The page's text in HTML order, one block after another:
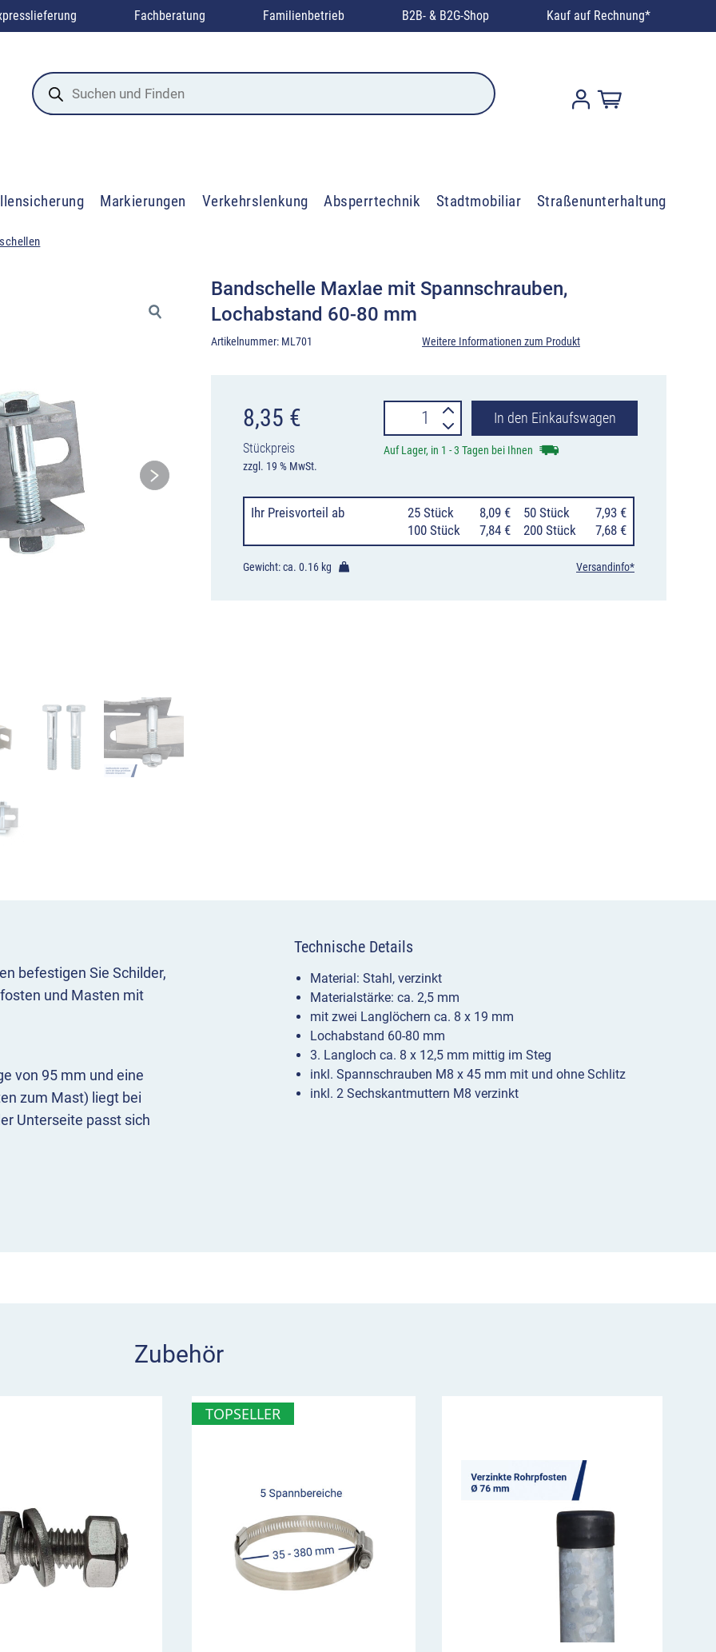
Fachberatung Familienbetrieb B2B- & B2G-Shop Kauf auf Rechnung*
Products
search
Markierungen Verkehrslenkung Absperrtechnik Stadtmobiliar Straßenunterhaltung
Bandschelle Maxlae mit Spannschrauben,
Lochabstand 60-80 mm
Artikelnummer: ML701 Weitere Informationen zum Produkt
8,35 €
Stückpreis
zzgl. 19 % MwSt.
Bandschelle
Maxlae
Spannschrauben,
Lochabstand
In den Einkaufswagen
Auf Lager, in 1 - 3 Tagen bei Ihnen
Ihr Preisvorteil ab 25 Stück 8,09 € 50 Stück
7,93 €
100 Stück
7,84 € 200 Stück 7,68 €
Gewicht: ca. 0.16 kg Versandinfo*
befestigen Sie Schilder,
und Masten mit
von 95 mm und eine
zum Mast) liegt bei
Unterseite passt sich
Der Lochabstand
stecken Sie
Stahlband wickelt sich
Das Band muss
werden.
Sie sie schnell und
Technische Details
Material: Stahl, verzinkt
Materialstärke: ca. 2,5 mm
mit zwei Langlöchern ca. 8 x 19 mm
Lochabstand 60-80 mm
3. Langloch ca. 8 x 12,5 mm mittig im Steg
inkl. Spannschrauben M8 x 45 mm mit und ohne Schlitz
inkl. 2 Sechskantmuttern M8 verzinkt
Zubehör
TOPSELLER